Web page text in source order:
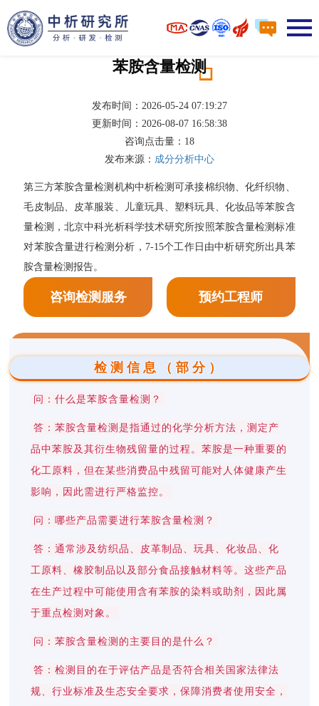
苯胺含量检测
发布时间：2026-05-24 07:19:27
更新时间：2026-08-07 16:58:38
咨询点击量： 18
发布来源： 成分分析中心
第三方苯胺含量检测机构中析检测可承接棉织物、化纤织物、
毛皮制品、皮革服装、儿童玩具、塑料玩具、化妆品等苯胺含
量检测，北京中科光析科学技术研究所按照苯胺含量检测标准
对苯胺含量进行检测分析，7-15个工作日由中析研究所出具苯
胺含量检测报告。
咨询检测服务 预约工程师
检测信息（部分）
问：什么是苯胺含量检测？
答：苯胺含量检测是指通过的化学分析方法，测定产
品中苯胺及其衍生物残留量的过程。苯胺是一种重要的
化工原料，但在某些消费品中残留可能对人体健康产生
影响，因此需进行严格监控。
问：哪些产品需要进行苯胺含量检测？
答：通常涉及纺织品、皮革制品、玩具、化妆品、化
工原料、橡胶制品以及部分食品接触材料等。这些产品
在生产过程中可能使用含有苯胺的染料或助剂，因此属
于重点检测对象。
问：苯胺含量检测的主要目的是什么？
答：检测目的在于评估产品是否符合相关国家法律法
规、行业标准及生态安全要求，保障消费者使用安全，